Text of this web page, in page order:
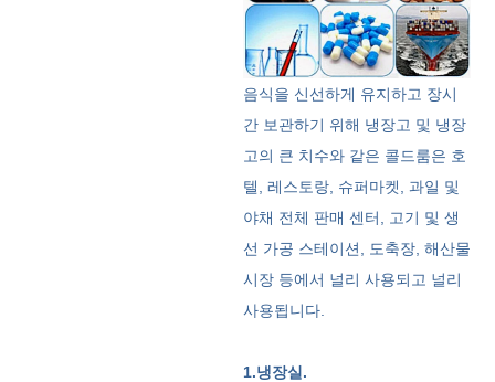
음식을 신선하게 유지하고 장시
간 보관하기 위해 냉장고 및 냉장
고의 큰 치수와 같은 콜드룸은 호
텔, 레스토랑, 슈퍼마켓, 과일 및
야채 전체 판매 센터, 고기 및 생
선 가공 스테이션, 도축장, 해산물
시장 등에서 널리 사용되고 널리
사용됩니다.
1.냉장실.